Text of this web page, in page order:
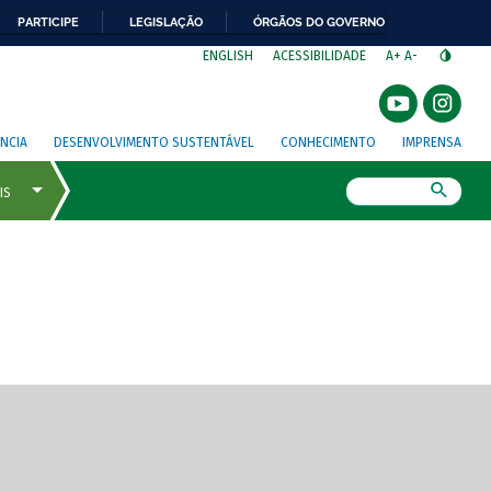
PARTICIPE LEGISLAÇÃO ÓRGÃOS DO GOVERNO
ENGLISH ACESSIBILIDADE A+ A-
DESENVOLVIMENTO SUSTENTÁVEL CONHECIMENTO IMPRENSA
de tela